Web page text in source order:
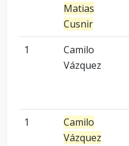
Matias
Cusnir
1
Camilo
Vázquez
1
Camilo
Vázquez